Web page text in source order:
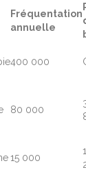
Fréquentation
annuelle
400 000
80 000
15 000